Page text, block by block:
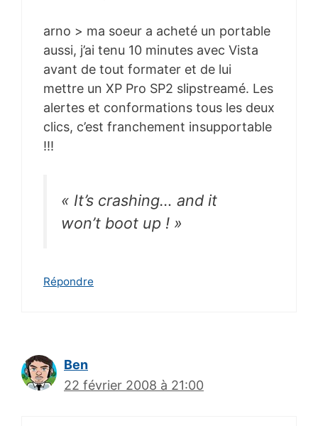
arno > ma soeur a acheté un portable
aussi, j’ai tenu 10 minutes avec Vista
avant de tout formater et de lui
mettre un XP Pro SP2 slipstreamé. Les
alertes et conformations tous les deux
clics, c’est franchement insupportable
!!!
« It’s crashing… and it
won’t boot up ! »
Répondre
Ben
22 février 2008 à 21:00